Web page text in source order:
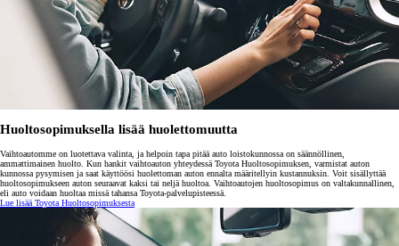
Huoltosopimuksella lisää huolettomuutta
Vaihtoautomme on luotettava valinta, ja helpoin tapa pitää auto loistokunnossa on säännöllinen,
ammattimainen huolto. Kun hankit vaihtoauton yhteydessä Toyota Huoltosopimuksen, varmistat auton
kunnossa pysymisen ja saat käyttöösi huolettoman auton ennalta määritellyin kustannuksin. Voit sisällyttää
huoltosopimukseen auton seuraavat kaksi tai neljä huoltoa. Vaihtoautojen huoltosopimus on valtakunnallinen,
eli auto voidaan huoltaa missä tahansa Toyota-palvelupisteessä.
Lue lisää Toyota Huoltosopimuksesta